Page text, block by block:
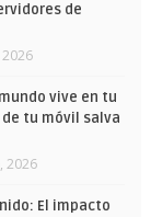
de
2026
vive en tu
tu móvil salva
2026
El impacto